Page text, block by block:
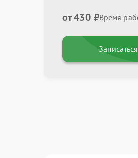
от 430 ₽Время
Записаться